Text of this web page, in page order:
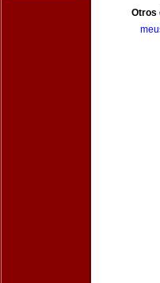
Otros